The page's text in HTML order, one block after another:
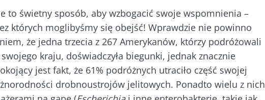
to świetny sposób, aby wzbogacić swoje wspomnienia –
których moglibyśmy się obejść! Wprawdzie nie powinno
że jedna trzecia z 267 Amerykanów, którzy podróżowali
kraju, doświadczyła biegunki, jednak znacznie
jest fakt, że 61% podróżnych utraciło część swojej
drobnoustrojów jelitowych. Ponadto wielu z nich